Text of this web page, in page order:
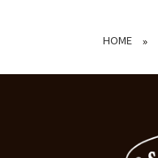
HOME »